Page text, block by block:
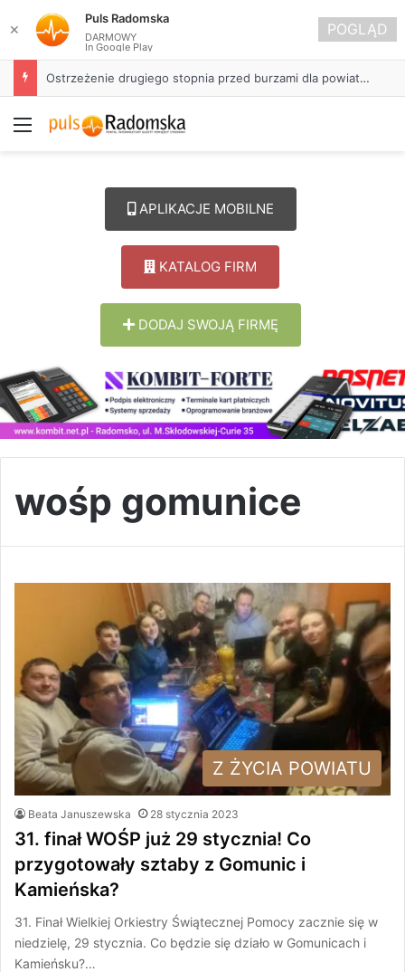
Ostrzeżenie drugiego stopnia przed burzami dla powiatu radomszczańskiego
Menu
APLIKACJE MOBILNE
KATALOG FIRM
DODAJ SWOJĄ FIRMĘ
wośp gomunice
Z ŻYCIA POWIATU
Beata Januszewska 28 stycznia 2023
31. finał WOŚP już 29 stycznia! Co
przygotowały sztaby z Gomunic i
Kamieńska?
31. Finał Wielkiej Orkiestry Świątecznej Pomocy zacznie się w
niedzielę, 29 stycznia. Co będzie się działo w Gomunicach i
Kamieńsku?…
✕
Puls Radomska
DARMOWY
In Google Play
POGLĄD